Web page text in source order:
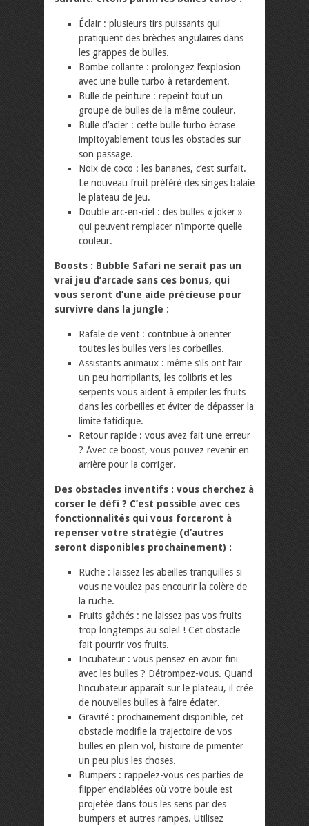
Éclair : plusieurs tirs puissants qui
pratiquent des brèches angulaires dans
les grappes de bulles.
Bombe collante : prolongez l’explosion
avec une bulle turbo à retardement.
Bulle de peinture : repeint tout un
groupe de bulles de la même couleur.
Bulle d’acier : cette bulle turbo écrase
impitoyablement tous les obstacles sur
son passage.
Noix de coco : les bananes, c’est surfait.
Le nouveau fruit préféré des singes balaie
le plateau de jeu.
Double arc-en-ciel : des bulles « joker »
qui peuvent remplacer n’importe quelle
couleur.
Boosts : Bubble Safari ne serait pas un
vrai jeu d’arcade sans ces bonus, qui
vous seront d’une aide précieuse pour
survivre dans la jungle :
Rafale de vent : contribue à orienter
toutes les bulles vers les corbeilles.
Assistants animaux : même s’ils ont l’air
un peu horripilants, les colibris et les
serpents vous aident à empiler les fruits
dans les corbeilles et éviter de dépasser la
limite fatidique.
Retour rapide : vous avez fait une erreur
? Avec ce boost, vous pouvez revenir en
arrière pour la corriger.
Des obstacles inventifs : vous cherchez à
corser le défi ? C’est possible avec ces
fonctionnalités qui vous forceront à
repenser votre stratégie (d’autres
seront disponibles prochainement) :
Ruche : laissez les abeilles tranquilles si
vous ne voulez pas encourir la colère de
la ruche.
Fruits gâchés : ne laissez pas vos fruits
trop longtemps au soleil ! Cet obstacle
fait pourrir vos fruits.
Incubateur : vous pensez en avoir fini
avec les bulles ? Détrompez-vous. Quand
l’incubateur apparaît sur le plateau, il crée
de nouvelles bulles à faire éclater.
Gravité : prochainement disponible, cet
obstacle modifie la trajectoire de vos
bulles en plein vol, histoire de pimenter
un peu plus les choses.
Bumpers : rappelez-vous ces parties de
flipper endiablées où votre boule est
projetée dans tous les sens par des
bumpers et autres rampes. Utilisez